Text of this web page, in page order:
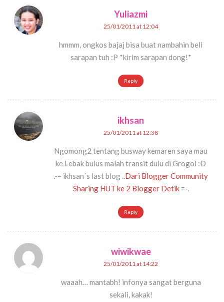
Yuliazmi
25/01/2011 at 12:04
hmmm, ongkos bajaj bisa buat nambahin beli
sarapan tuh :P *kirim sarapan dong!*
Reply
ikhsan
25/01/2011 at 12:38
Ngomong2 tentang busway kemaren saya mau
ke Lebak bulus malah transit dulu di Grogol :D
.-= ikhsan´s last blog ..Dari Blogger Community
Sharing HUT ke 2 Blogger Detik=-.
Reply
wiwikwae
25/01/2011 at 14:22
waaah… mantabh! infonya sangat berguna
sekali, kakak!